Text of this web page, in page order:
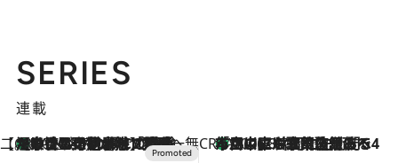
SERIES
連載
【CREA×星野リゾート】唯一無二。癒しと発見が待つ場所へ
2026.8.7
【トンボの足水浴】ヒノキの香りに包まれて涼感マックス！約13℃の湧水かけ流しを避暑地「星野温泉 トンボの湯」で体験 CREA'S CHOICE
2026.8.7
「立川にも歌舞伎があるんだよ」 片岡仁左衛門・市川中車ら豪華座組みで4年目の立川立飛歌舞伎へ